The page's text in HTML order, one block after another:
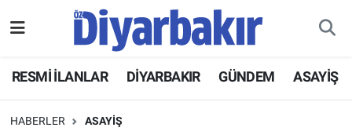
RESMİ İLANLAR DİYARBAKIR GÜNDEM ASAYİŞ
HABERLER ASAYİŞ
ASAYİŞ
Hava Durumu